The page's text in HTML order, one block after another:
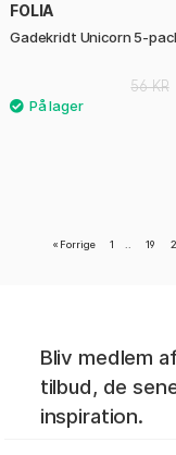
FOLIA
Gadekridt Unicorn 5-
56 KR
« Forrige 1 19
Bliv medlem
tilbud, de
inspiration.